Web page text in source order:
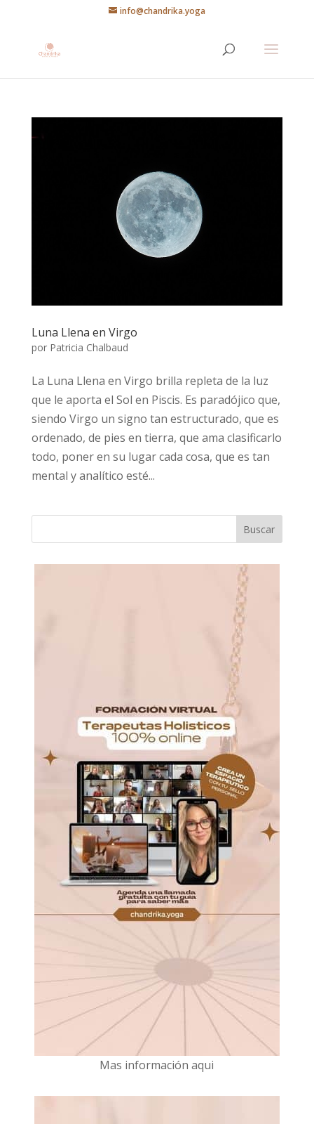
info@chandrika.yoga
Luna Llena en Virgo
por Patricia Chalbaud
La Luna Llena en Virgo brilla repleta de la luz
que le aporta el Sol en Piscis. Es paradójico que,
siendo Virgo un signo tan estructurado, que es
ordenado, de pies en tierra, que ama clasificarlo
todo, poner en su lugar cada cosa, que es tan
mental y analítico esté...
Mas información aqui